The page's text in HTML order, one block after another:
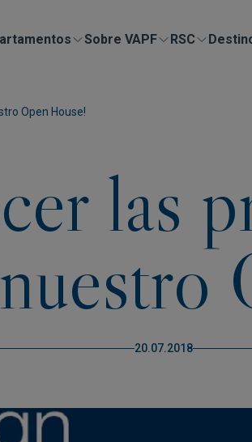
Sobre VAPF RSC
Open House!
las
20.07.2018